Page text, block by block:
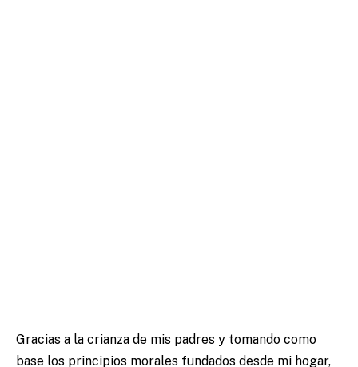
Gracias a la crianza de mis padres y tomando como
base los principios morales fundados desde mi hogar,